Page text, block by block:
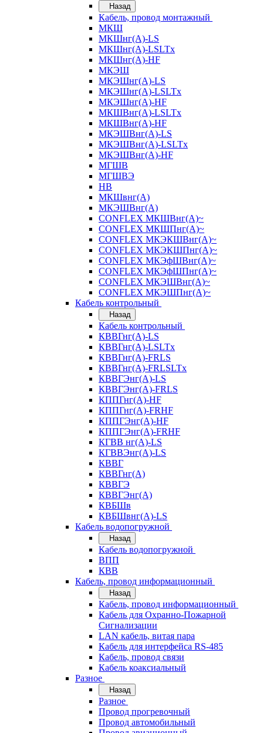
Назад
Кабель, провод монтажный
МКШ
МКШнг(А)-LS
МКШнг(А)-LSLTx
МКШнг(А)-HF
МКЭШ
МКЭШнг(А)-LS
МКЭШнг(А)-LSLTx
МКЭШнг(А)-HF
МКШВнг(A)-LSLTx
МКШВнг(А)-HF
МКЭШВнг(А)-LS
МКЭШВнг(A)-LSLTx
МКЭШВнг(А)-HF
МГШВ
МГШВЭ
НВ
МКШвнг(А)
МКЭШВнг(А)
CONFLEX МКШВнг(А)~
CONFLEX МКШПнг(А)~
CONFLEX МКЭКШВнг(А)~
CONFLEX МКЭКШПнг(А)~
CONFLEX МКЭфШВнг(А)~
CONFLEX МКЭфШПнг(А)~
CONFLEX МКЭШВнг(А)~
CONFLEX МКЭШПнг(А)~
Кабель контрольный
Назад
Кабель контрольный
КВВГнг(А)-LS
КВВГнг(А)-LSLTx
КВВГнг(А)-FRLS
КВВГнг(А)-FRLSLTx
КВВГЭнг(А)-LS
КВВГЭнг(А)-FRLS
КППГнг(А)-HF
КППГнг(А)-FRHF
КППГЭнг(А)-HF
КППГЭнг(А)-FRHF
КГВВ нг(А)-LS
КГВВЭнг(А)-LS
КВВГ
КВВГнг(А)
КВВГЭ
КВВГЭнг(А)
КВБШв
КВБШвнг(А)-LS
Кабель водопогружной
Назад
Кабель водопогружной
ВПП
КВВ
Кабель, провод информационный
Назад
Кабель, провод информационный
Кабель для Охранно-Пожарной
Сигнализации
LAN кабель, витая пара
Кабель для интерфейса RS-485
Кабель, провод связи
Кабель коаксиальный
Разное
Назад
Разное
Провод прогревочный
Провод автомобильный